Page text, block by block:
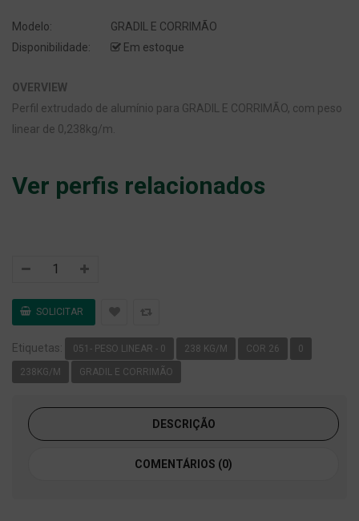
Modelo:
GRADIL E CORRIMÃO
Disponibilidade:
Em estoque
OVERVIEW
Perfil extrudado de alumínio para GRADIL E CORRIMÃO, com peso
linear de 0,238kg/m.
Ver perfis relacionados
Etiquetas: 051- PESO LINEAR - 0 238 KG/M COR 26 0
238KG/M GRADIL E CORRIMÃO
DESCRIÇÃO
COMENTÁRIOS (0)